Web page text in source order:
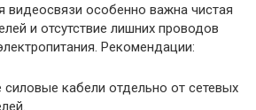
видеосвязи особенно важна чистая
и отсутствие лишних проводов
Рекомендации:
кабели отдельно от сетевых